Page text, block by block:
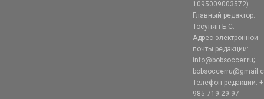
1095009003572)
Главный редактор:
Тосунян Б.С.
Адрес электронной
почты редакции:
info@bobsoccer.ru;
Телефон редакции:
985 719 29 97